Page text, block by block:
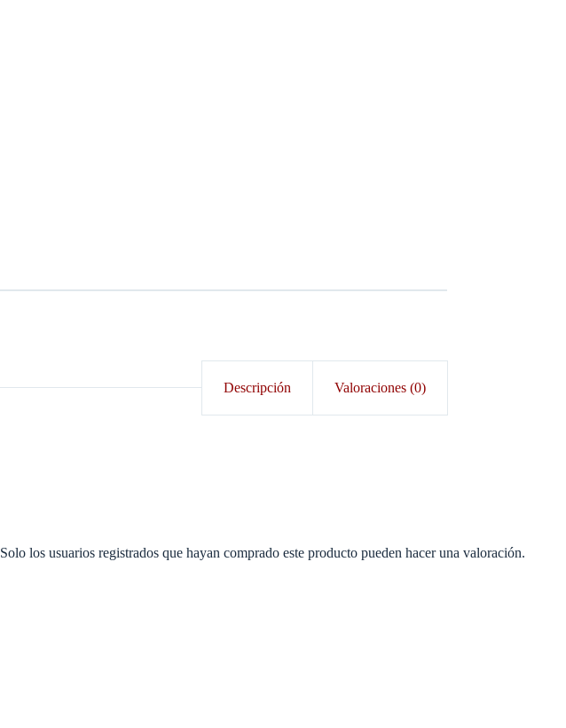
Descripción Valoraciones (0)
Solo los usuarios registrados que hayan comprado este producto pueden hacer una valoración.